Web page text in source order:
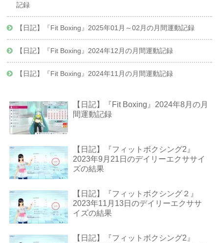
記録
【日記】『Fit Boxing』2025年01月～02月の月間運動記録
【日記】『Fit Boxing』2024年12月の月間運動記録
【日記】『Fit Boxing』2024年11月の月間運動記録
【日記】『Fit Boxing』2024年8月の月
間運動記録
【日記】『フィットボクシング2』
2023年9月21日のデイリーエクササイ
ズの結果
【日記】『フィットボクシング２』
2023年11月13日のデイリーエクササ
イズの結果
【日記】『フィットボクシング2』